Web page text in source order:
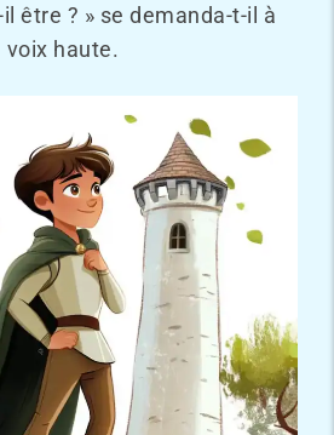
être ? » se demanda-t-il à
voix haute.